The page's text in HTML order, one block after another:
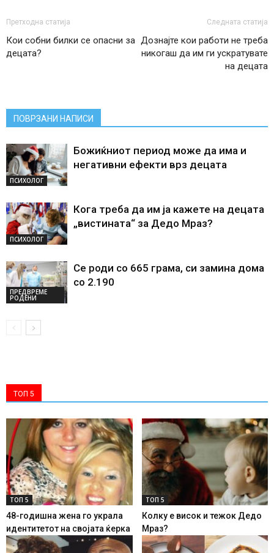
Претходна статија
Кои собни билки се опасни за
децата?
Следната статија
Дознајте кои работи не треба
никогаш да им ги ускратувате
на децата
ПОВРЗАНИ НАПИСИ
ПСИХОЛОГ
Божиќниот период може да има и
негативни ефекти врз децата
ПСИХОЛОГ
Кога треба да им ја кажете на децата
„вистината“ за Дедо Мраз?
ПРЕДВРЕМЕ
РОДЕНИ
Се роди со 665 грама, си замина дома
со 2.190
ТОП 5
ТОП 5
48-годишна жена го украла
идентитетот на својата ќерка
ТОП 5
Колку е висок и тежок Дедо
Мраз?